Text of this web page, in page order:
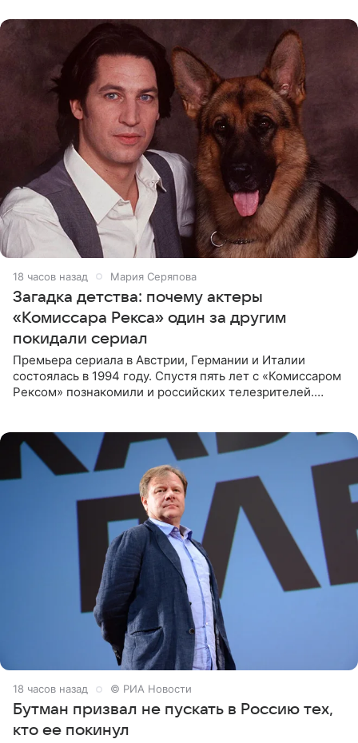
18 часов назад Мария Серяпова
Загадка детства: почему актеры
«Комиссара Рекса» один за другим
покидали сериал
Премьера сериала в Австрии, Германии и Италии
состоялась в 1994 году. Спустя пять лет с «Комиссаром
Рексом» познакомили и российских телезрителей.
18 часов назад © РИА Новости
Бутман призвал не пускать в Россию тех,
кто ее покинул